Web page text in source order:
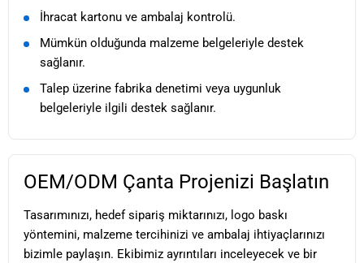
İhracat kartonu ve ambalaj kontrolü.
Mümkün olduğunda malzeme belgeleriyle destek
sağlanır.
Talep üzerine fabrika denetimi veya uygunluk
belgeleriyle ilgili destek sağlanır.
OEM/ODM Çanta Projenizi Başlatın
Tasarımınızı, hedef sipariş miktarınızı, logo baskı
yöntemini, malzeme tercihinizi ve ambalaj ihtiyaçlarınızı
bizimle paylaşın. Ekibimiz ayrıntıları inceleyecek ve bir